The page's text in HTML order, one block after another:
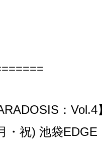
：Vol.4
・祝) 池袋EDGE